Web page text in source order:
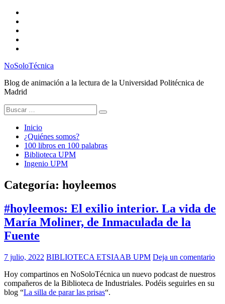
Saltar
contenido
NoSoloTécnica
Blog de animación a la lectura de la Universidad Politécnica de
Madrid
Buscar:
Inicio
¿Quiénes somos?
100 libros en 100 palabras
Biblioteca UPM
Ingenio UPM
Categoría: hoyleemos
#hoyleemos: El exilio interior. La vida de
María Moliner, de Inmaculada de la
Fuente
7 julio, 2022 BIBLIOTECA ETSIAAB UPM Deja un comentario
Hoy compartinos en NoSoloTécnica un nuevo podcast de nuestros
compañeros de la Biblioteca de Industriales. Podéis seguirles en su
blog “La silla de parar las prisas“.